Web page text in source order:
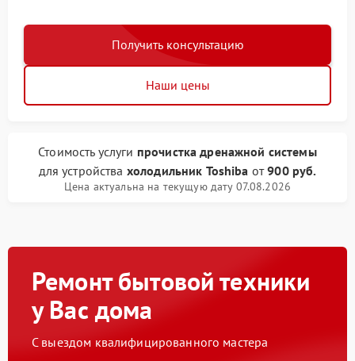
Получить консультацию
Наши цены
Стоимость услуги прочистка дренажной системы
для устройства холодильник Toshiba от900 руб.
Цена актуальна на текущую дату 07.08.2026
Ремонт бытовой техники
у Вас дома
С выездом квалифицированного мастера